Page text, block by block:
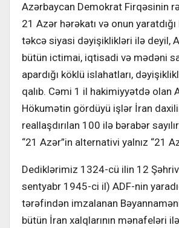
Azərbaycan Demokrat Firqəsinin
21 Azər hərəkatı və onun
təkcə siyasi dəyişiklikləri ilə deyil,
bütün ictimai, iqtisadi və mədəni
apardığı köklü islahatları,
qalıb. Cəmi 1 il hakimiyyətdə olan
Hökumətin gördüyü işlər İran
reallaşdırılan 100 ilə bərabər
“21 Azər”in alternativi yalnız “21
Dediklərimiz 1324-cü ilin 12
sentyabr 1945-ci il) ADF-nin
tərəfindən imzalanan
bütün İran xalqlarının mənafeləri